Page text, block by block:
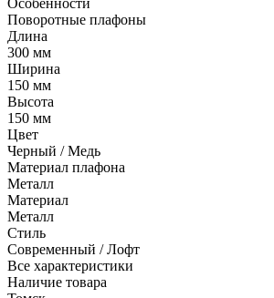
Поворотные плафоны
Длина
300 мм
Ширина
150 мм
Высота
150 мм
Цвет
Черный / Медь
Материал плафона
Металл
Материал
Металл
Стиль
Современный / Лофт
Все характеристики
Наличие товара